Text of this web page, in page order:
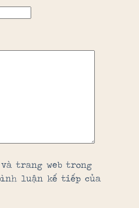
trang web trong
luận kế tiếp của